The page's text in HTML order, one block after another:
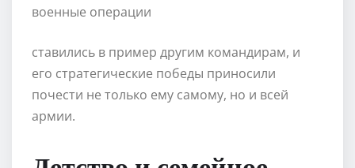
военные операции
ставились в пример другим командирам, и
его стратегические победы приносили
почести не только ему самому, но и всей
армии.